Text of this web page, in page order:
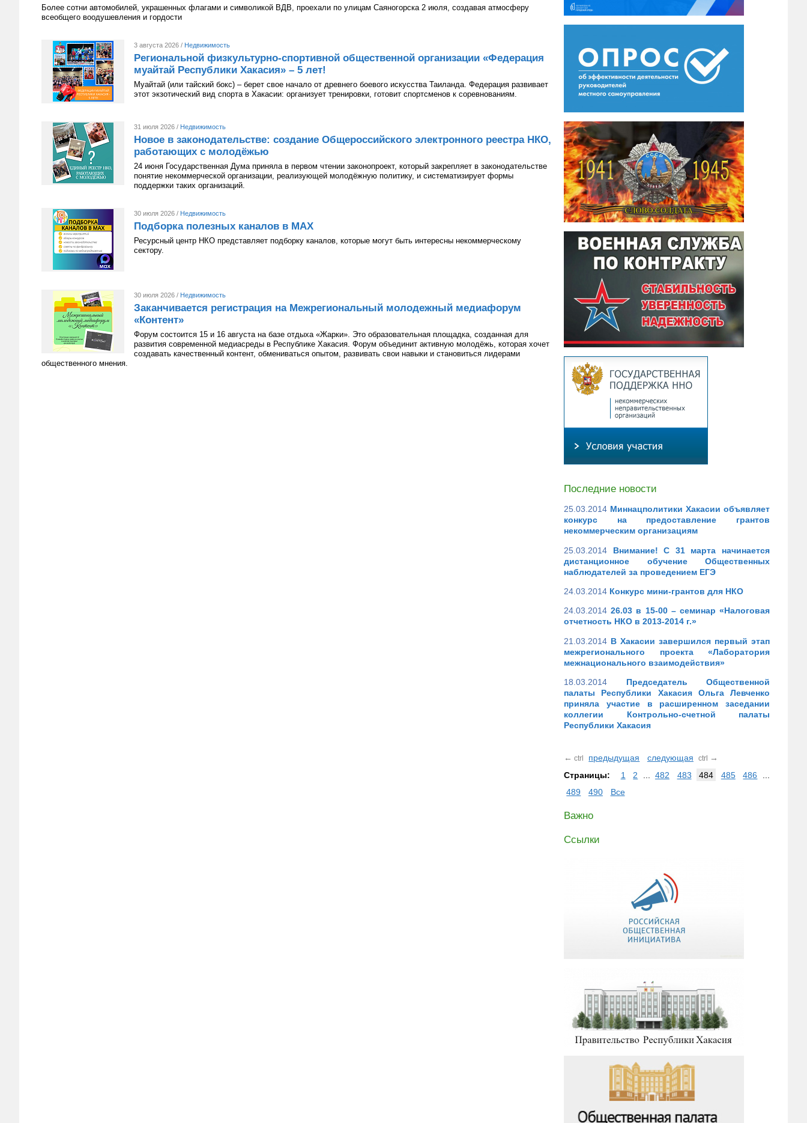
Более сотни автомобилей, украшенных флагами и символикой ВДВ, проехали по улицам Саяногорска 2 июля, создавая атмосферу
всеобщего воодушевления и гордости
3 августа 2026 / Недвижимость
Региональной физкультурно-спортивной общественной организации «Федерация
муайтай Республики Хакасия» – 5 лет!
Муайтай (или тайский бокс) – берет свое начало от древнего боевого искусства Таиланда. Федерация развивает
этот экзотический вид спорта в Хакасии: организует тренировки, готовит спортсменов к соревнованиям.
31 июля 2026 / Недвижимость
Новое в законодательстве: создание Общероссийского электронного реестра НКО,
работающих с молодёжью
24 июня Государственная Дума приняла в первом чтении законопроект, который закрепляет в законодательстве
понятие некоммерческой организации, реализующей молодёжную политику, и систематизирует формы
поддержки таких организаций.
30 июля 2026 / Недвижимость
Подборка полезных каналов в МАХ
Ресурсный центр НКО представляет подборку каналов, которые могут быть интересны некоммерческому
сектору.
30 июля 2026 / Недвижимость
Заканчивается регистрация на Межрегиональный молодежный медиафорум
«Контент»
Форум состоится 15 и 16 августа на базе отдыха «Жарки». Это образовательная площадка, созданная для
развития современной медиасреды в Республике Хакасия. Форум объединит активную молодёжь, которая хочет
создавать качественный контент, обмениваться опытом, развивать свои навыки и становиться лидерами
общественного мнения.
Последние новости
25.03.2014 Миннацполитики Хакасии объявляет
конкурс на предоставление грантов
некоммерческим организациям
25.03.2014
Внимание! С 31 марта начинается
дистанционное обучение Общественных
наблюдателей за проведением ЕГЭ
24.03.2014 Конкурс мини-грантов для НКО
24.03.2014 26.03 в 15-00 – семинар «Налоговая
отчетность НКО в 2013-2014 г.»
21.03.2014 В Хакасии завершился первый этап
межрегионального проекта «Лаборатория
межнационального взаимодействия»
18.03.2014
Председатель Общественной
палаты Республики Хакасия Ольга Левченко
приняла участие в расширенном заседании
коллегии Контрольно-счетной палаты
Республики Хакасия
← ctrl предыдущая следующая ctrl →
Страницы:
1 2 482 483 484 485 486
489
490 Все
Важно
Ссылки